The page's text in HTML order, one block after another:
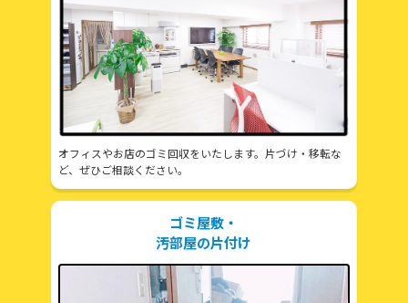
オフィスやお店のゴミ回収をいたします。片づけ・移転な
ど、ぜひご相談ください。
ゴミ屋敷・
汚部屋の片付け